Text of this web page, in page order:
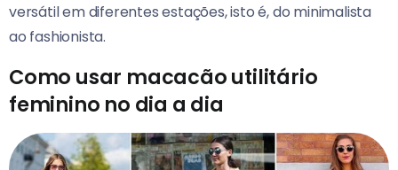
versátil em diferentes estações, isto é, do minimalista
ao fashionista.
Como usar macacão utilitário
feminino no dia a dia